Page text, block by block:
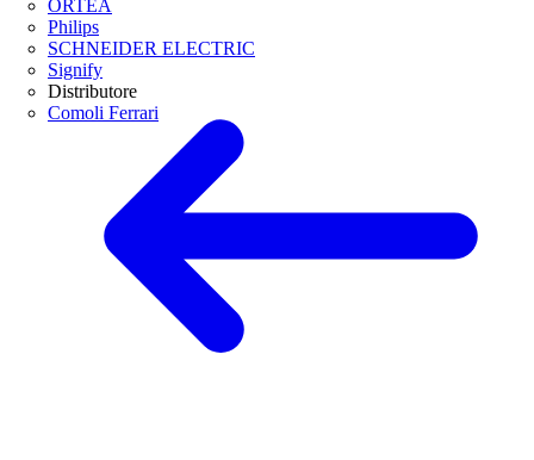
ORTEA
Philips
SCHNEIDER ELECTRIC
Signify
Distributore
Comoli Ferrari